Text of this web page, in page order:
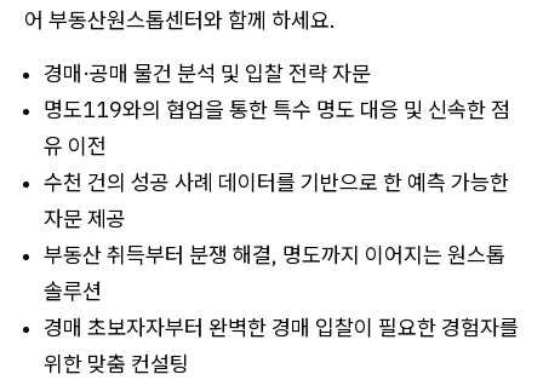
어 부동산원스톱센터와 함께 하세요.
경매·공매 물건 분석 및 입찰 전략 자문
명도119와의 협업을 통한 특수 명도 대응 및 신속한 점
유 이전
수천 건의 성공 사례 데이터를 기반으로 한 예측 가능한
자문 제공
부동산 취득부터 분쟁 해결, 명도까지 이어지는 원스톱
솔루션
경매 초보자자부터 완벽한 경매 입찰이 필요한 경험자를
위한 맞춤 컨설팅